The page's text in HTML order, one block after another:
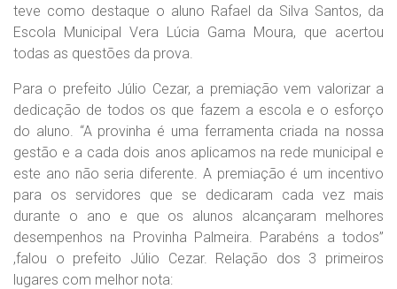
teve como destaque o aluno Rafael da Silva Santos, da
Escola Municipal Vera Lúcia Gama Moura, que acertou
todas as questões da prova.
Para o prefeito Júlio Cezar, a premiação vem valorizar a
dedicação de todos os que fazem a escola e o esforço
do aluno. “A provinha é uma ferramenta criada na nossa
gestão e a cada dois anos aplicamos na rede municipal e
este ano não seria diferente. A premiação é um incentivo
para os servidores que se dedicaram cada vez mais
durante o ano e que os alunos alcançaram melhores
desempenhos na Provinha Palmeira. Parabéns a todos”
,falou o prefeito Júlio Cezar. Relação dos 3 primeiros
lugares com melhor nota: